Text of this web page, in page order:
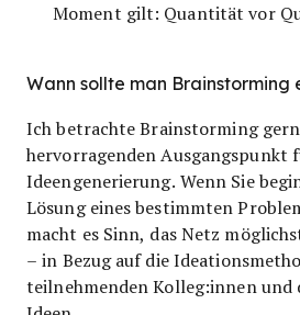
Moment gilt: Quantität vor
Wann sollte man Brainstorming
Ich betrachte Brainstorming
hervorragenden Ausgangspunkt
Ideengenerierung. Wenn Sie
Lösung eines bestimmten
macht es Sinn, das Netz
– in Bezug auf die
teilnehmenden Kolleg:innen und